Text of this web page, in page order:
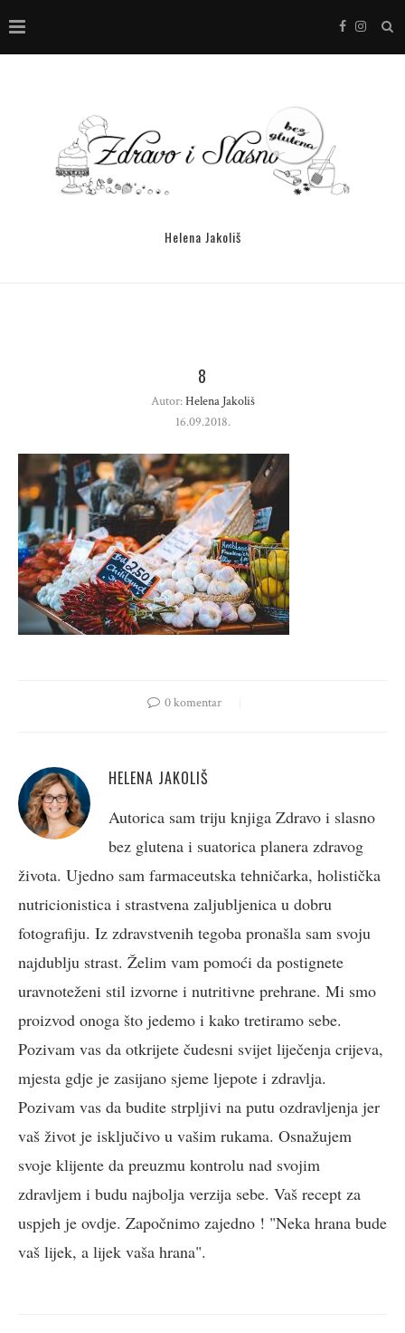
Helena Jakoliš
8
Autor:Helena Jakoliš
16.09.2018.
0 komentar
HELENA JAKOLIŠ
Autorica sam triju knjiga Zdravo i slasno
bez glutena i suatorica planera zdravog
života. Ujedno sam farmaceutska tehničarka, holistička
nutricionistica i strastvena zaljubljenica u dobru
fotografiju. Iz zdravstvenih tegoba pronašla sam svoju
najdublju strast. Želim vam pomoći da postignete
uravnoteženi stil izvorne i nutritivne prehrane. Mi smo
proizvod onoga što jedemo i kako tretiramo sebe.
Pozivam vas da otkrijete čudesni svijet liječenja crijeva,
mjesta gdje je zasijano sjeme ljepote i zdravlja.
Pozivam vas da budite strpljivi na putu ozdravljenja jer
vaš život je isključivo u vašim rukama. Osnažujem
svoje klijente da preuzmu kontrolu nad svojim
zdravljem i budu najbolja verzija sebe. Vaš recept za
uspjeh je ovdje. Započnimo zajedno ! "Neka hrana bude
vaš lijek, a lijek vaša hrana".